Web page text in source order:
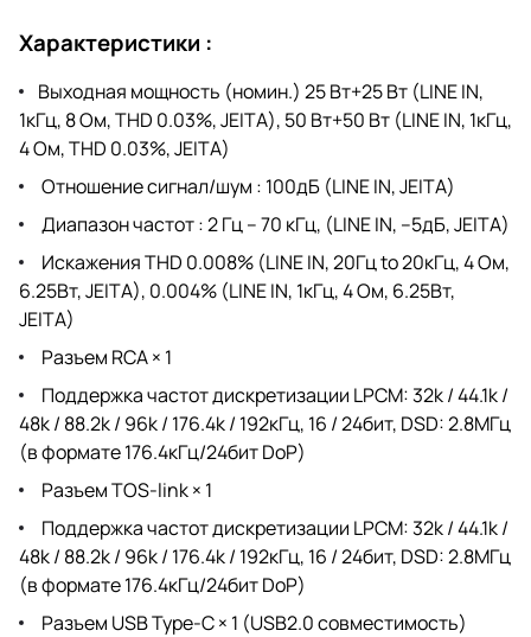
Характеристики :
Выходная мощность (номин.) 25 Вт+25 Вт (LINE IN,
1кГц, 8 Ом, THD 0.03%, JEITA), 50 Вт+50 Вт (LINE IN, 1кГц,
4 Ом, THD 0.03%, JEITA)
Отношение сигнал/шум : 100дБ (LINE IN, JEITA)
Диапазон частот : 2 Гц – 70 кГц, (LINE IN, –5дБ, JEITA)
Искажения THD 0.008% (LINE IN, 20Гц to 20кГц, 4 Ом,
6.25Вт, JEITA), 0.004% (LINE IN, 1кГц, 4 Ом, 6.25Вт,
JEITA)
Разъем RCA × 1
Поддержка частот дискретизации LPCM: 32k / 44.1k /
48k / 88.2k / 96k / 176.4k / 192кГц, 16 / 24бит, DSD: 2.8MГц
(в формате 176.4кГц/24бит DoP)
Разъем TOS-link × 1
Поддержка частот дискретизации LPCM: 32k / 44.1k /
48k / 88.2k / 96k / 176.4k / 192кГц, 16 / 24бит, DSD: 2.8MГц
(в формате 176.4кГц/24бит DoP)
Разъем USB Type-C × 1 (USB2.0 совместимость)